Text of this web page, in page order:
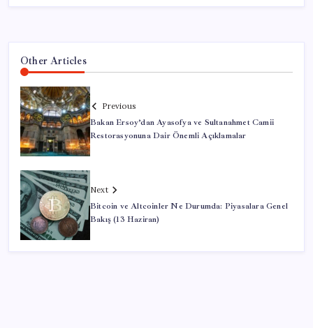
Other Articles
Previous
Bakan Ersoy’dan Ayasofya ve Sultanahmet Camii
Restorasyonuna Dair Önemli Açıklamalar
Next
Bitcoin ve Altcoinler Ne Durumda: Piyasalara Genel
Bakış (13 Haziran)